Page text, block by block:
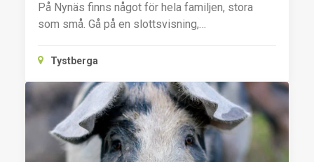
På Nynäs finns något för hela familjen, stora
som små. Gå på en slottsvisning,…
Tystberga